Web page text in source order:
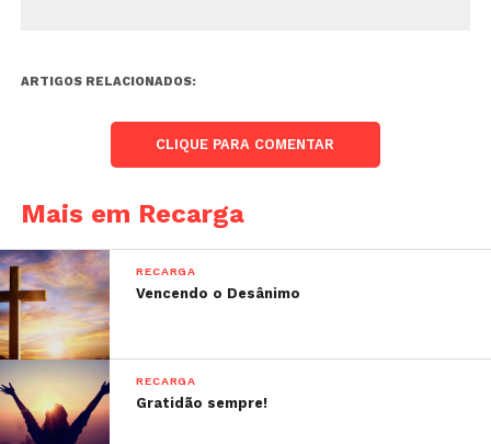
ARTIGOS RELACIONADOS:
CLIQUE PARA COMENTAR
Mais em Recarga
RECARGA
Vencendo o Desânimo
RECARGA
Gratidão sempre!